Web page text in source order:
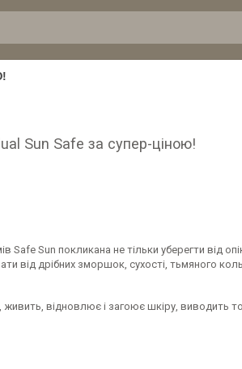
Sun Safe за супер-ціною!
Safe Sun покликана не тільки уберегти від
від дрібних зморшок, сухості, тьмяного
відновлює і загоює шкіру, виводить